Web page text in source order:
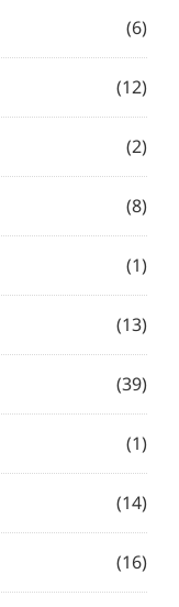
(6)
(12)
(2)
(8)
(1)
(13)
(39)
(1)
(14)
(16)